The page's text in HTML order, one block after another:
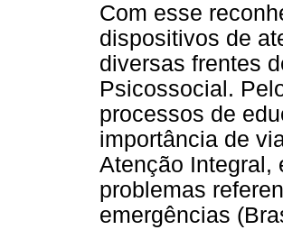
Com esse
dispositivos de
diversas frentes
Psicossocial.
processos de
importância de
Atenção Integral,
problemas
emergências